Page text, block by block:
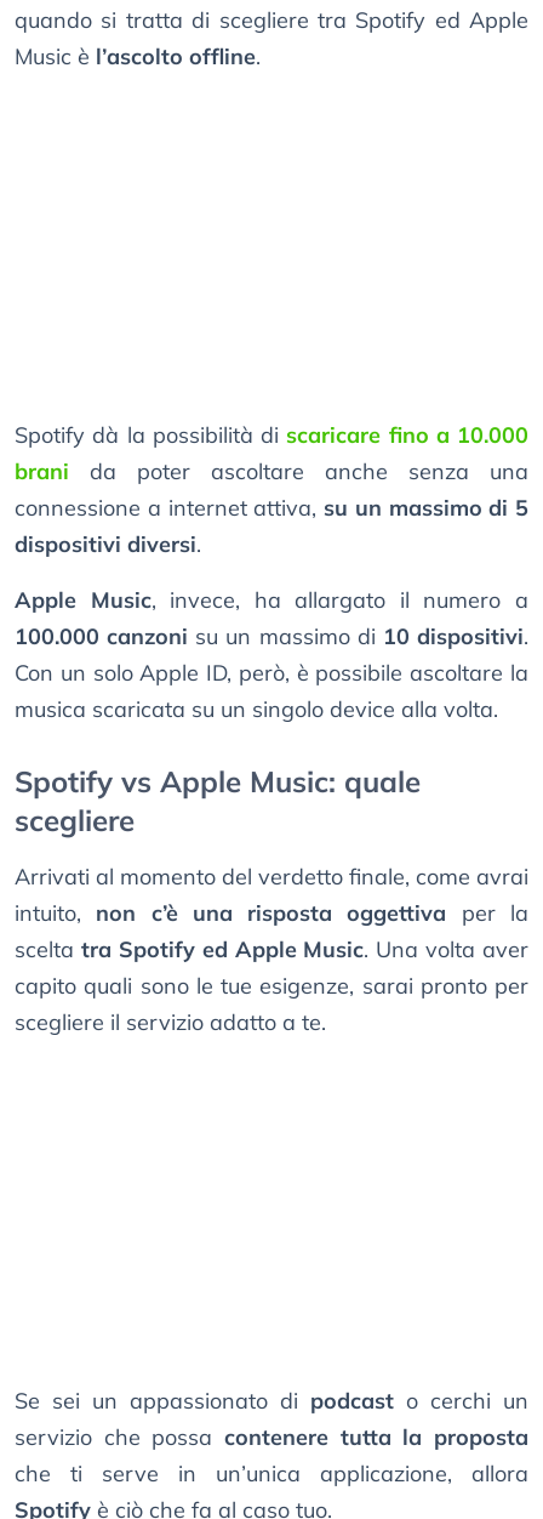
quando si tratta di scegliere tra Spotify ed Apple
Music è l’ascolto offline.
Spotify dà la possibilità di scaricare fino a 10.000
brani da poter ascoltare anche senza una
connessione a internet attiva, su un massimo di 5
dispositivi diversi.
Apple Music, invece, ha allargato il numero a
100.000 canzoni su un massimo di 10 dispositivi.
Con un solo Apple ID, però, è possibile ascoltare la
musica scaricata su un singolo device alla volta.
Spotify vs Apple Music: quale
scegliere
Arrivati al momento del verdetto finale, come avrai
intuito, non c’è una risposta oggettiva per la
scelta tra Spotify ed Apple Music. Una volta aver
capito quali sono le tue esigenze, sarai pronto per
scegliere il servizio adatto a te.
Se sei un appassionato di podcast o cerchi un
servizio che possa contenere tutta la proposta
che ti serve in un’unica applicazione, allora
Spotify è ciò che fa al caso tuo.